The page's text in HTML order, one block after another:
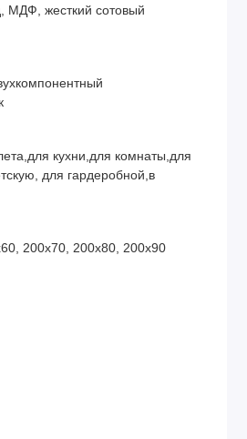
МДФ, жесткий сотовый
кухни,для комнаты,для
для гардеробной,в
200х70, 200х80, 200х90